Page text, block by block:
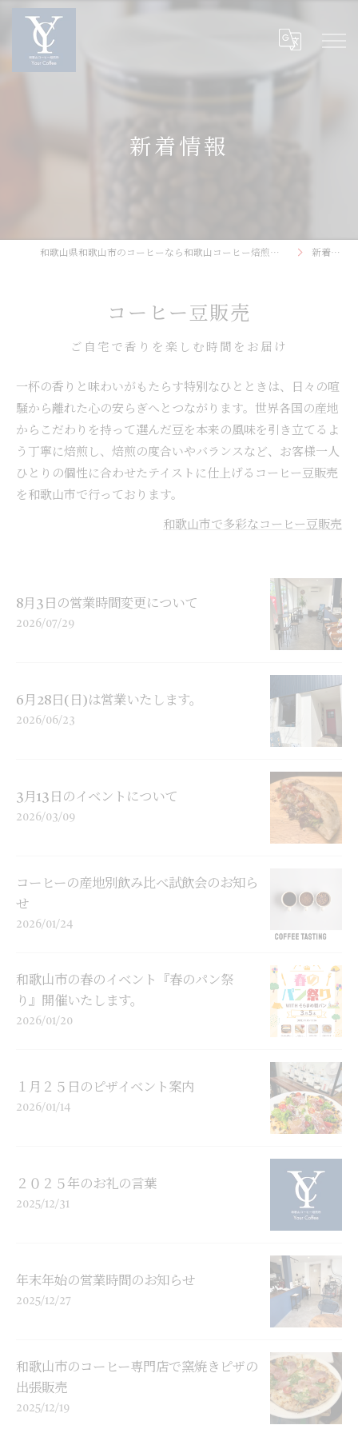
新着情報
和歌山県和歌山市のコーヒーなら和歌山コーヒー焙煎所〜Your Coffee〜 新着情報
コーヒー豆販売
ご自宅で香りを楽しむ時間をお届け
一杯の香りと味わいがもたらす特別なひとときは、日々の喧
騒から離れた心の安らぎへとつながります。世界各国の産地
からこだわりを持って選んだ豆を本来の風味を引き立てるよ
う丁寧に焙煎し、焙煎の度合いやバランスなど、お客様一人
ひとりの個性に合わせたテイストに仕上げるコーヒー豆販売
を和歌山市で行っております。
和歌山市で多彩なコーヒー豆販売
8月3日の営業時間変更について
2026/07/29
6月28日(日)は営業いたします。
2026/06/23
3月13日のイベントについて
2026/03/09
コーヒーの産地別飲み比べ試飲会のお知ら
せ
2026/01/24
和歌山市の春のイベント『春のパン祭
り』開催いたします。
2026/01/20
１月２５日のピザイベント案内
2026/01/14
２０２５年のお礼の言葉
2025/12/31
年末年始の営業時間のお知らせ
2025/12/27
和歌山市のコーヒー専門店で窯焼きピザの
出張販売
2025/12/19